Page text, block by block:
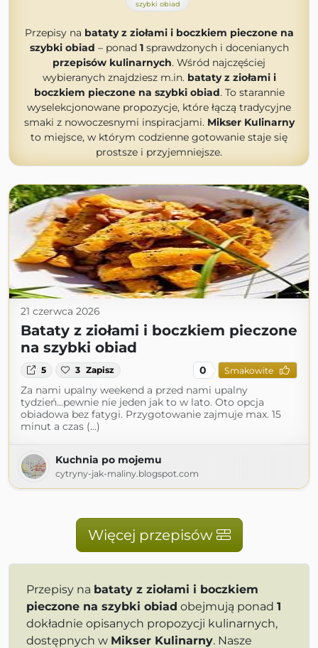
szybki obiad
Przepisy na bataty z ziołami i boczkiem pieczone na
szybki obiad – ponad 1sprawdzonych i docenianych
przepisów kulinarnych. Wśród najczęściej
wybieranych znajdziesz m.in. bataty z ziołami i
boczkiem pieczone na szybki obiad. To starannie
wyselekcjonowane propozycje, które łączą tradycyjne
smaki z nowoczesnymi inspiracjami. Mikser Kulinarny
to miejsce, w którym codzienne gotowanie staje się
prostsze i przyjemniejsze.
21 czerwca 2026
Bataty z ziołami i boczkiem pieczone
na szybki obiad
5 3 Zapisz 0 Smakowite
Za nami upalny weekend a przed nami upalny
tydzień...pewnie nie jeden jak to w lato. Oto opcja
obiadowa bez fatygi. Przygotowanie zajmuje max. 15
minut a czas (...)
Kuchnia po mojemu
cytryny-jak-maliny.blogspot.com
Więcej przepisów
Przepisy na bataty z ziołami i boczkiem
pieczone na szybki obiad obejmują ponad 1
dokładnie opisanych propozycji kulinarnych,
dostępnych w Mikser Kulinarny. Nasze